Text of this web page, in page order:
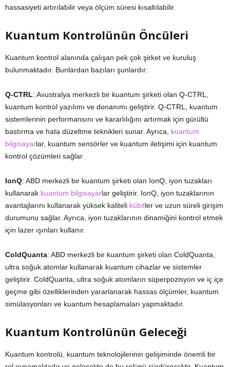
hassasiyeti artırılabilir veya ölçüm süresi kısaltılabilir.
Kuantum Kontrolünün Öncüleri
Kuantum kontrol alanında çalışan pek çok şirket ve kuruluş
bulunmaktadır. Bunlardan bazıları şunlardır:
Q-CTRL: Avustralya merkezli bir kuantum şirketi olan Q-CTRL,
kuantum kontrol yazılımı ve donanımı geliştirir. Q-CTRL, kuantum
sistemlerinin performansını ve kararlılığını artırmak için gürültü
bastırma ve hata düzeltme teknikleri sunar. Ayrıca, kuantum
bilgisayarlar, kuantum sensörler ve kuantum iletişimi için kuantum
kontrol çözümleri sağlar.
IonQ: ABD merkezli bir kuantum şirketi olan IonQ, iyon tuzakları
kullanarak kuantum bilgisayarlar geliştirir. IonQ, iyon tuzaklarının
avantajlarını kullanarak yüksek kaliteli kübitler ve uzun süreli girişim
durumunu sağlar. Ayrıca, iyon tuzaklarının dinamiğini kontrol etmek
için lazer ışınları kullanır.
ColdQuanta: ABD merkezli bir kuantum şirketi olan ColdQuanta,
ultra soğuk atomlar kullanarak kuantum cihazlar ve sistemler
geliştirir. ColdQuanta, ultra soğuk atomların süperpozisyon ve iç içe
geçme gibi özelliklerinden yararlanarak hassas ölçümler, kuantum
simülasyonları ve kuantum hesaplamaları yapmaktadır.
Kuantum Kontrolünün Geleceği
Kuantum kontrolü, kuantum teknolojilerinin gelişiminde önemli bir